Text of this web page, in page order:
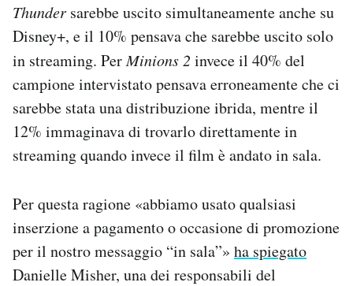
Thunder sarebbe uscito simultaneamente anche su
Disney+, e il 10% pensava che sarebbe uscito solo
in streaming. PerMinions 2 invece il 40% del
campione intervistato pensava erroneamente che ci
sarebbe stata una distribuzione ibrida, mentre il
12% immaginava di trovarlo direttamente in
streaming quando invece il film è andato in sala.
Per questa ragione «abbiamo usato qualsiasi
inserzione a pagamento o occasione di promozione
per il nostro messaggio “in sala”» ha spiegato
Danielle Misher, una dei responsabili del